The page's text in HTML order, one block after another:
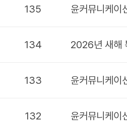
135 윤커뮤니케이
134 2026년 새해
133 윤커뮤니케이
132 윤커뮤니케이